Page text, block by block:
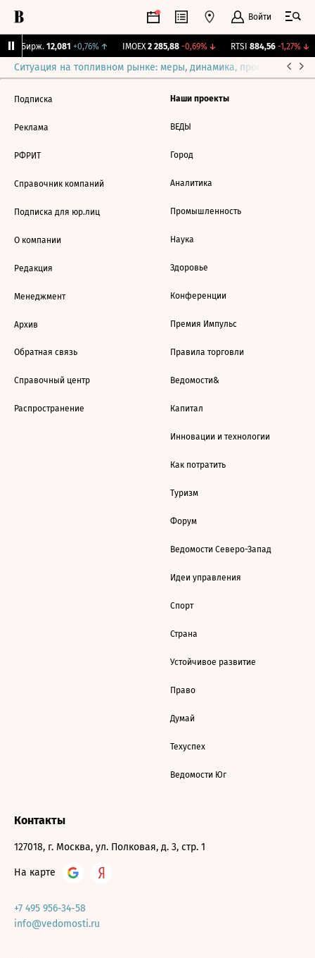
Войти
CNY Бирж. 12,081 +0,76%↑ IMOEX 2 285,88 -0,69%↓ RTSI 884,56 -1,27%↓
Ситуация на топливном рынке: меры, динамика, прогнозы
Подписка
Реклама
РФРИТ
Справочник компаний
Подписка для юр.лиц
О компании
Редакция
Менеджмент
Архив
Обратная связь
Справочный центр
Распространение
Наши проекты
ВЕДЫ
Город
Аналитика
Промышленность
Наука
Здоровье
Конференции
Премия Импульс
Правила торговли
Ведомости&
Капитал
Инновации и технологии
Как потратить
Туризм
Форум
Ведомости Северо-Запад
Идеи управления
Спорт
Страна
Устойчивое развитие
Право
Думай
Техуспех
Ведомости Юг
Контакты
127018, г. Москва, ул. Полковая, д. 3, стр. 1
На карте
+7 495 956-34-58
info@vedomosti.ru